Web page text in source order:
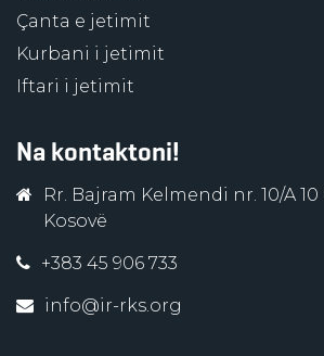
Çanta e jetimit
Kurbani i jetimit
Iftari i jetimit
Na kontaktoni!
Rr. Bajram Kelmendi nr. 10/A
Kosovë
+383 45 906 733
info@ir-rks.org